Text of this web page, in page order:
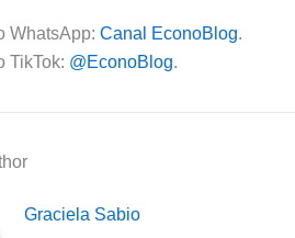
WhatsApp: Canal EconoBlog.
TikTok: @EconoBlog.
Graciela Sabio